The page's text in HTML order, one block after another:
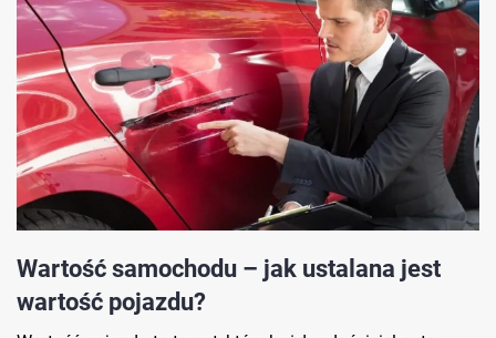
Wartość samochodu – jak ustalana jest
wartość pojazdu?